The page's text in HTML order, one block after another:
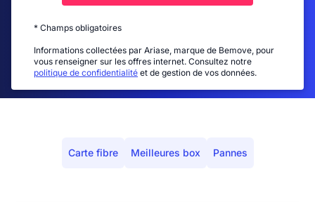
* Champs obligatoires
Informations collectées par Ariase, marque de Bemove, pour
vous renseigner sur les offres internet. Consultez notre
politique de confidentialité et de gestion de vos données.
Carte fibre Meilleures box Pannes